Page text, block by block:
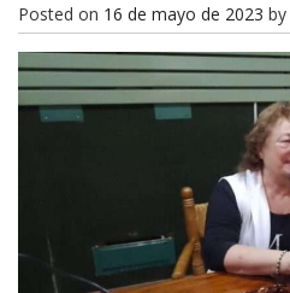
Posted on 16 de mayo de 2023 by